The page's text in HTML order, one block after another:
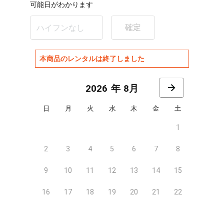
可能日がわかります
確定
本商品のレンタルは終了しました
8月
日 月 火 水 木 金 土
1
2 3 4 5 6 7 8
9 10 11 12 13 14 15
16 17 18 19 20 21 22